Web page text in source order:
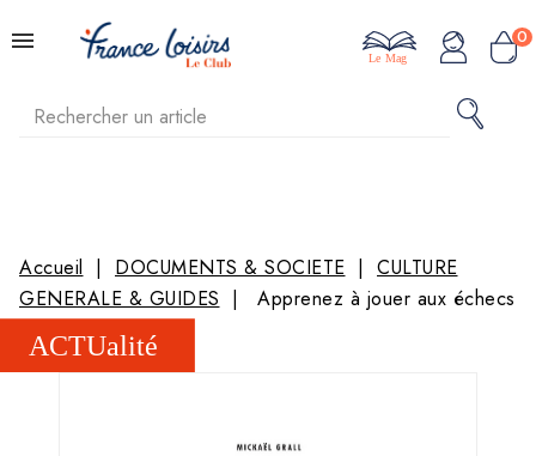
0
Le Mag
Accueil DOCUMENTS & SOCIETE
CULTURE
GENERALE & GUIDES
Apprenez à jouer aux échecs